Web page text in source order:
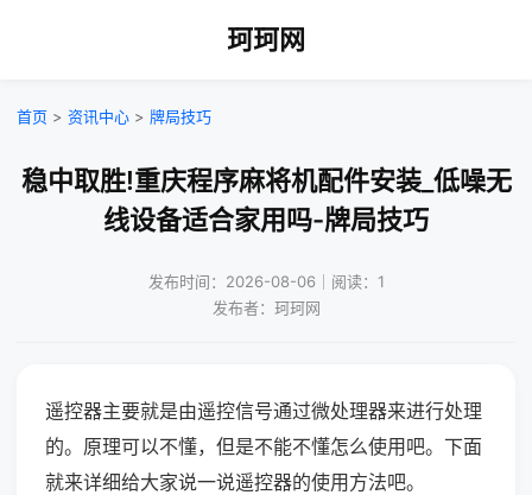
珂珂网
首页 > 资讯中心 > 牌局技巧
稳中取胜!重庆程序麻将机配件安装_低噪无
线设备适合家用吗-牌局技巧
发布时间：2026-08-06｜阅读：1
发布者：珂珂网
遥控器主要就是由遥控信号通过微处理器来进行处理
的。原理可以不懂，但是不能不懂怎么使用吧。下面
就来详细给大家说一说遥控器的使用方法吧。